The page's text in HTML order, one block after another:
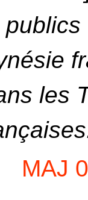
les
MAJ